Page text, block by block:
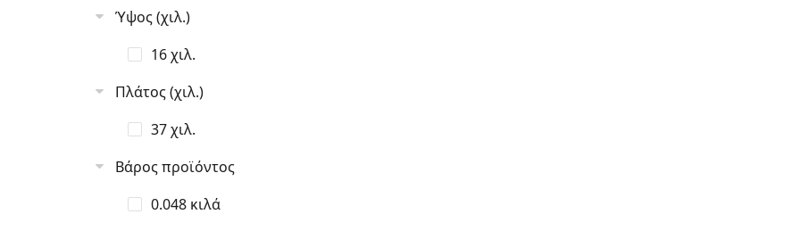
Ύψος (χιλ.)
16 χιλ.
Πλάτος (χιλ.)
37 χιλ.
Βάρος προϊόντος
0.048 κιλά